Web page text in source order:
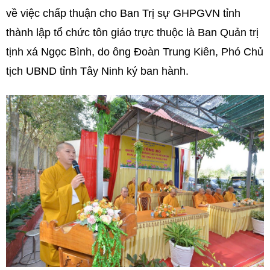
về việc chấp thuận cho Ban Trị sự GHPGVN tỉnh
thành lập tổ chức tôn giáo trực thuộc là Ban Quản trị
tịnh xá Ngọc Bình, do ông Đoàn Trung Kiên, Phó Chủ
tịch UBND tỉnh Tây Ninh ký ban hành.